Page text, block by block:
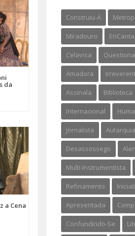
da
a Cena
Construiu-A
Miradouro
Celavisa
Amadora
Assinala Biblioteca
Internacional
Jornalista Autarquia
Desassossego
Multi-Instrumentista
Refinamento
Apresentada
Confundindo-Se